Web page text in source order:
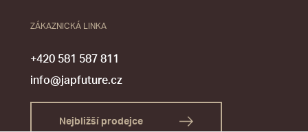
ZÁKAZNICKÁ LINKA
+420 581 587 811
info@japfuture.cz
Nejbližší prodejce